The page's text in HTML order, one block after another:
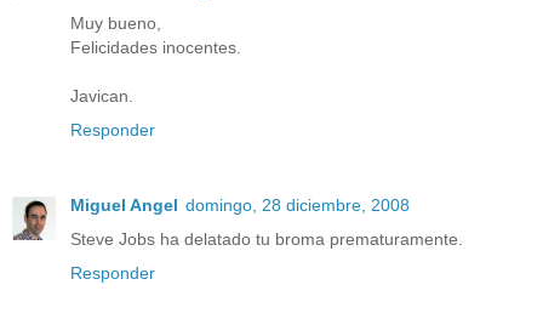
Muy bueno,
Felicidades inocentes.
Javican.
Responder
Miguel Angel domingo, 28 diciembre, 2008
Steve Jobs ha delatado tu broma prematuramente.
Responder